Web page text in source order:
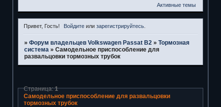
Активные темы
Привет, Гость! Войдите илизарегистрируйтесь
» Форум владельцев Volkswagen Passat B2 » Тормозная
система » Самодельное приспособление для
развальцовки тормозных трубок
Самодельное приспособление для развальцовки
тормозных трубок
Страница:1